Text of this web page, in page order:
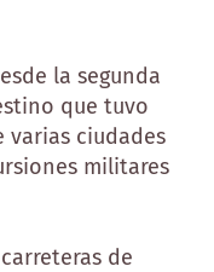
la segunda
que tuvo
varias ciudades
militares
de